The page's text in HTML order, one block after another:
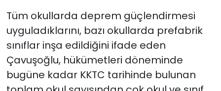
Tüm okullarda deprem güçlendirmesi
uyguladıklarını, bazı okullarda prefabrik
sınıflar inşa edildiğini ifade eden
Çavuşoğlu, hükümetleri döneminde
bugüne kadar KKTC tarihinde bulunan